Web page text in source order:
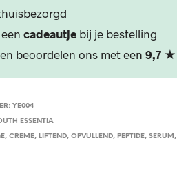
cadeautjebij je bestelling
beoordelen ons met een 9,7 ★
YE004
ESSENTIA
, CREME, LIFTEND, OPVULLEND, PEPTIDE, SERUM ,